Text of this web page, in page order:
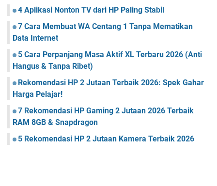
4 Aplikasi Nonton TV dari HP Paling Stabil
7 Cara Membuat WA Centang 1 Tanpa Mematikan
Data Internet
5 Cara Perpanjang Masa Aktif XL Terbaru 2026 (Anti
Hangus & Tanpa Ribet)
Rekomendasi HP 2 Jutaan Terbaik 2026: Spek Gahar
Harga Pelajar!
7 Rekomendasi HP Gaming 2 Jutaan 2026 Terbaik
RAM 8GB & Snapdragon
5 Rekomendasi HP 2 Jutaan Kamera Terbaik 2026